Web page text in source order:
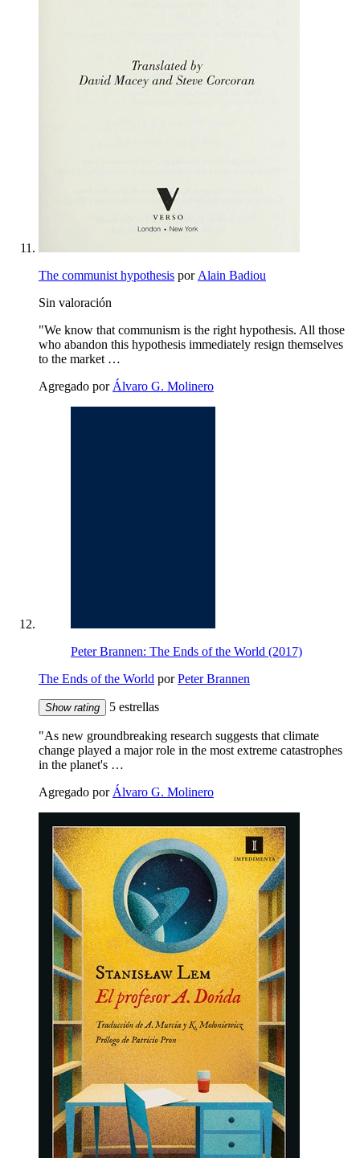
The communist hypothesis por Alain Badiou
Sin valoración
"We know that communism is the right hypothesis. All those
who abandon this hypothesis immediately resign themselves
to the market …
Agregado por Álvaro G. Molinero
Peter Brannen: The Ends of the World (2017)
The Ends of the World porPeter Brannen
Show rating 5 estrellas
"As new groundbreaking research suggests that climate
change played a major role in the most extreme catastrophes
in the planet's …
Agregado por Álvaro G. Molinero